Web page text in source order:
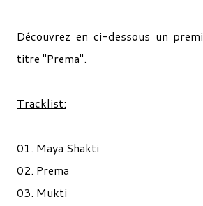
Découvrez en ci-dessous un
titre "Prema".
Tracklist:
01. Maya Shakti
02. Prema
03. Mukti